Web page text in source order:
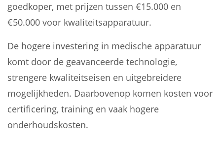
goedkoper, met prijzen tussen €15.000 en
€50.000 voor kwaliteitsapparatuur.
De hogere investering in medische apparatuur
komt door de geavanceerde technologie,
strengere kwaliteitseisen en uitgebreidere
mogelijkheden. Daarbovenop komen kosten voor
certificering, training en vaak hogere
onderhoudskosten.